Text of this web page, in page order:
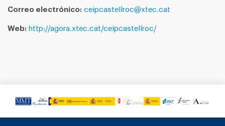
Correo electrónico: ceipcastellroc@xtec.cat
Web: http://agora.xtec.cat/ceipcastellroc/